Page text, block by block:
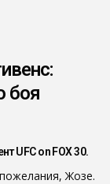
боя
UFC on FOX 30.
Жозе.